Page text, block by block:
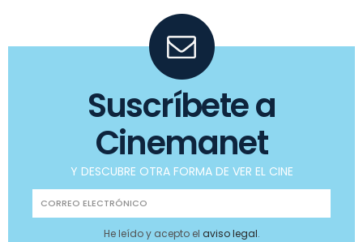
Suscríbete a
Cinemanet
Y DESCUBRE OTRA FORMA DE VER EL CINE
He leído y acepto el aviso legal.